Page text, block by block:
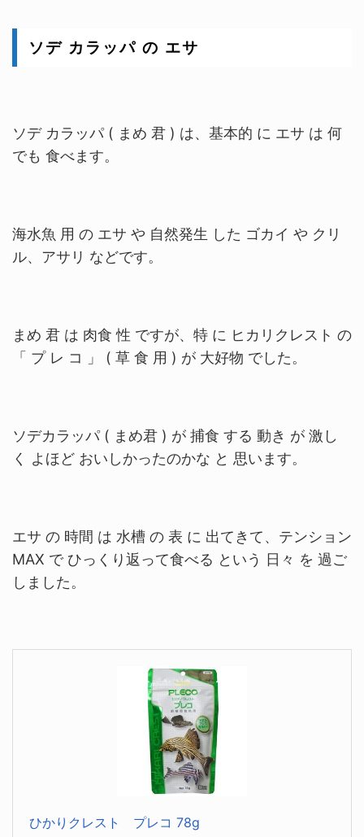
ソデ カラッパ の エサ
ソデ カラッパ ( まめ 君 ) は、基本的 に エサ は 何
でも 食べます。
海水魚 用 の エサ や 自然発生 した ゴカイ や クリ
ル、アサリ などです。
まめ 君 は 肉食 性 ですが、特 に ヒカリクレスト の
「 プ レ コ 」 ( 草 食 用 ) が 大好物 でした。
ソデカラッパ ( まめ君 ) が 捕食 する 動き が 激し
く よほど おいしかったのかな と 思います。
エサ の 時間 は 水槽 の 表 に 出てきて、テンション
MAX で ひっくり返って食べる という 日々 を 過ご
しました。
ひかりクレスト プレコ 78g